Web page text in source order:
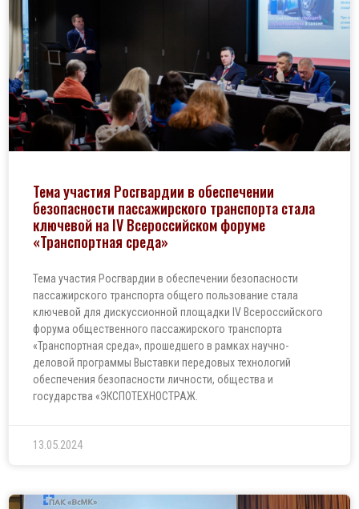
Тема участия Росгвардии в обеспечении
безопасности пассажирского транспорта стала
ключевой на IV Всероссийском форуме
«Транспортная среда»
Тема участия Росгвардии в обеспечении безопасности
пассажирского транспорта общего пользование стала
ключевой для дискуссионной площадки IV Всероссийского
форума общественного пассажирского транспорта
«Транспортная среда», прошедшего в рамках научно-
деловой программы Выставки передовых технологий
обеспечения безопасности личности, общества и
государства «ЭКСПОТЕХНОСТРАЖ.
13.05.2024